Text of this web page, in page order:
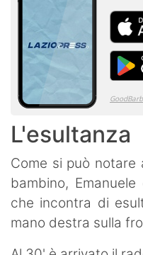
L'esultanza
Come si può notare
bambino,
che incontra di
mano destra sulla